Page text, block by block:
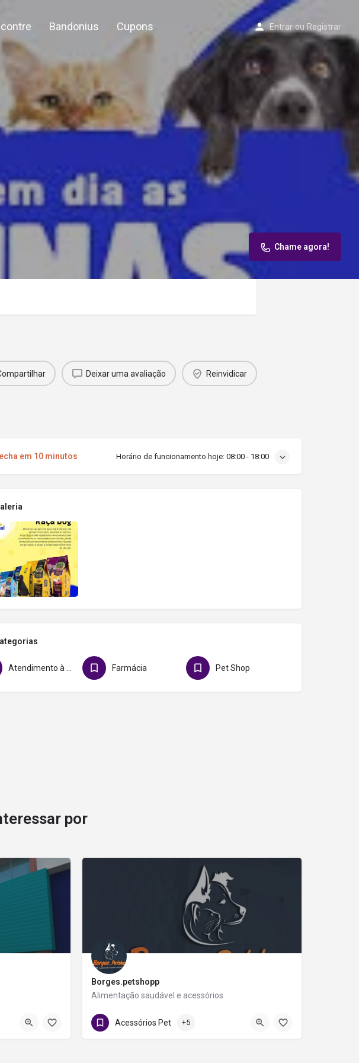
Bandonius Cupons Entrar ou Registrar
Chame agora!
Deixar uma avaliação Reinvidicar
em 10 minutos Horário de funcionamento hoje: 08:00 - 18:00
Farmácia Pet Shop
por
Borges.petshopp
Alimentação saudável e acessórios
81 995556455
Acessórios Pet +5